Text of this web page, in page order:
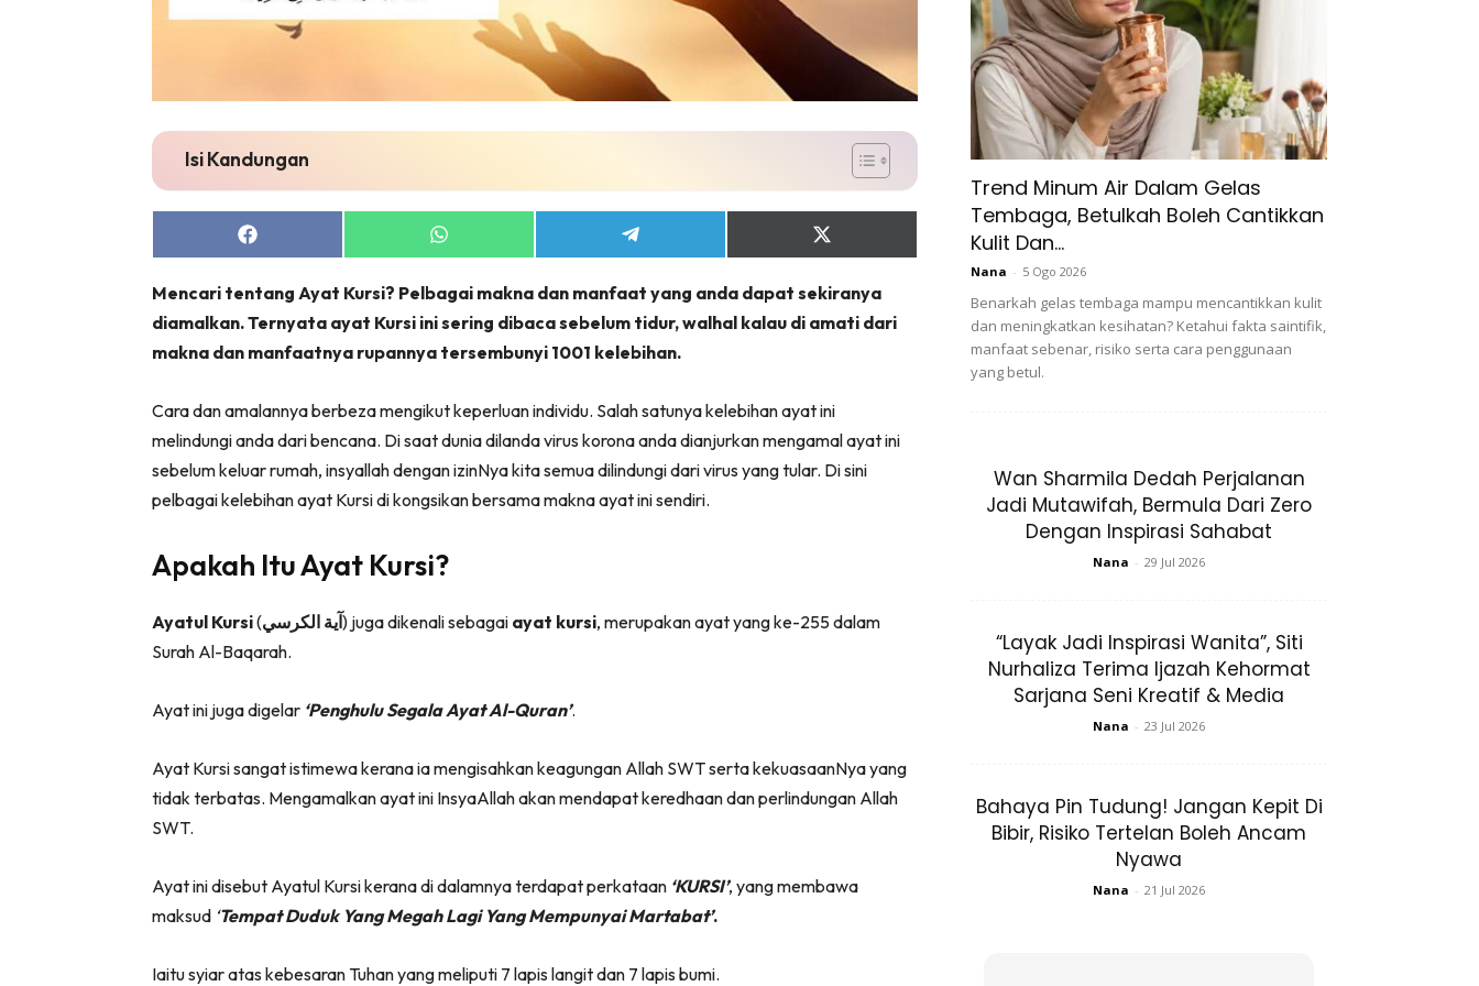
Isi Kandungan
Share
on
Share
on
Share
on
Share
on
(Twitter)
Mencari tentang Ayat Kursi? Pelbagai makna dan manfaat yang anda dapat sekiranya
diamalkan. Ternyata ayat Kursi ini sering dibaca sebelum tidur, walhal kalau di amati dari
makna dan manfaatnya rupannya tersembunyi 1001 kelebihan.
Cara dan amalannya berbeza mengikut keperluan individu. Salah satunya kelebihan ayat ini
melindungi anda dari bencana. Di saat dunia dilanda virus korona anda dianjurkan mengamal ayat ini
sebelum keluar rumah, insyallah dengan izinNya kita semua dilindungi dari virus yang tular. Di sini
pelbagai kelebihan ayat Kursi di kongsikan bersama makna ayat ini sendiri.
Apakah Itu Ayat Kursi?
Ayatul Kursi( آية الكرسي ) juga dikenali sebagai ayat kursi, merupakan ayat yang ke-255 dalam
Surah Al-Baqarah.
Ayat ini juga digelar ‘Penghulu Segala Ayat Al-Quran’.
Ayat Kursi sangat istimewa kerana ia mengisahkan keagungan Allah SWT serta kekuasaanNya yang
tidak terbatas. Mengamalkan ayat ini InsyaAllah akan mendapat keredhaan dan perlindungan Allah
SWT.
Ayat ini disebut Ayatul Kursikerana di dalamnya terdapat perkataan ‘KURSI’, yang membawa
maksud ‘Tempat Duduk Yang Megah Lagi Yang Mempunyai Martabat’.
Iaitu syiar atas kebesaran Tuhan yang meliputi 7 lapis langit dan 7 lapis bumi.
Trend Minum Air Dalam Gelas
Tembaga, Betulkah Boleh Cantikkan
Kulit Dan...
Nana - 5 Ogo 2026
Benarkah gelas tembaga mampu mencantikkan kulit
dan meningkatkan kesihatan? Ketahui fakta saintifik,
manfaat sebenar, risiko serta cara penggunaan
yang betul.
Wan Sharmila Dedah Perjalanan
Jadi Mutawifah, Bermula Dari Zero
Dengan Inspirasi Sahabat
Nana - 29 Jul 2026
“Layak Jadi Inspirasi Wanita”, Siti
Nurhaliza Terima Ijazah Kehormat
Sarjana Seni Kreatif & Media
Nana - 23 Jul 2026
Bahaya Pin Tudung! Jangan Kepit Di
Bibir, Risiko Tertelan Boleh Ancam
Nyawa
Nana - 21 Jul 2026